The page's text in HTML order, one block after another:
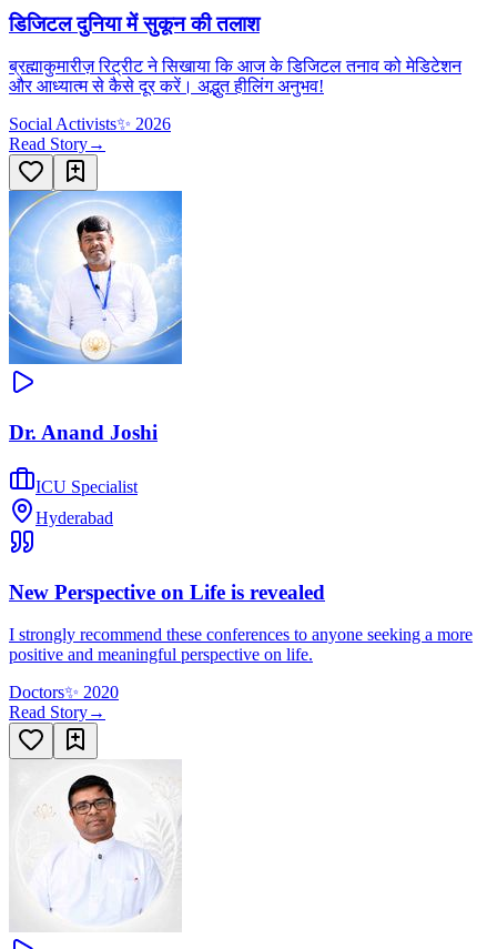
डिजिटल दुनिया में सुकून की तलाश
ब्रह्माकुमारीज़ रिट्रीट ने सिखाया कि आज के डिजिटल तनाव को मेडिटेशन
और आध्यात्म से कैसे दूर करें। अद्भुत हीलिंग अनुभव!
Social Activists✨ 2026
Read Story→
Dr. Anand Joshi
ICU Specialist
Hyderabad
New Perspective on Life is revealed
I strongly recommend these conferences to anyone seeking a more
positive and meaningful perspective on life.
Doctors✨ 2020
Read Story→